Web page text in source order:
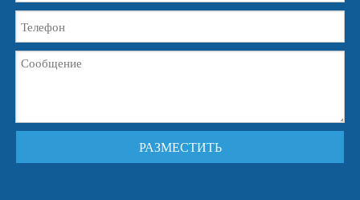
РАЗМЕСТИТЬ